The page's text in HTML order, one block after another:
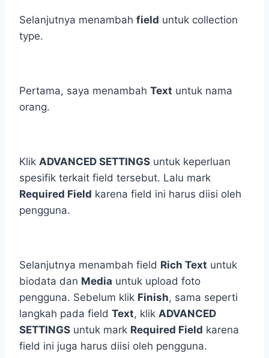
Selanjutnya menambah field untuk collection
type.
Pertama, saya menambah Text untuk nama
orang.
Klik ADVANCED SETTINGS untuk keperluan
spesifik terkait field tersebut. Lalu mark
Required Field karena field ini harus diisi oleh
pengguna.
Selanjutnya menambah field Rich Text untuk
biodata dan Media untuk upload foto
pengguna. Sebelum klik Finish, sama seperti
langkah pada field Text, klik ADVANCED
SETTINGS untuk mark Required Field karena
field ini juga harus diisi oleh pengguna.